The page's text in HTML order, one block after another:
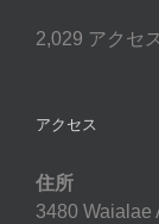
2,029 アクセス
アクセス
住所
3480 Waialae